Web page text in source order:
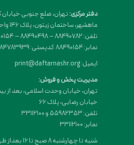
دفتر مرکزی:تهران، ضلع جنوبی خیابان
ماهشهر، ساختمان زیتون، پلاک 146 واحد 1
تلفن: 88490782 – 88490498 – 88490154
نمابر: 88490154 کدپستی: 1584783939
ایمیل: print@daftarnashr.org
مدیریت پخش و فروش:
تهران، خیابان وحدت اسلامی، بعد از
خیابان رضایی، پلاک ۶۶
تلفن: 55982353 و 33112100
نمابر: 33112100
شنبه تا چهارشنبه 8 صبح تا 16 بعداز ظهر